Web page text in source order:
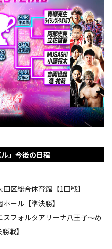
」今後の日程
区総合体育館【1回戦】
ール【準決勝】
フォルタアリーナ八王子～め
戦】